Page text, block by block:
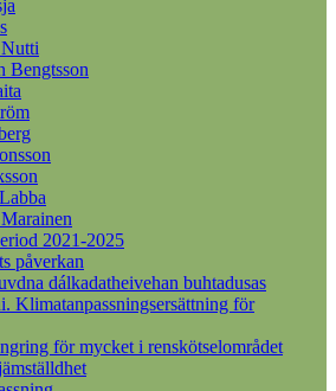
Bengtsson
2021-2025
påverkan
dálkadatheivehan buhtadusas
Klimatanpassningsersättning för
för mycket i renskötselområdet